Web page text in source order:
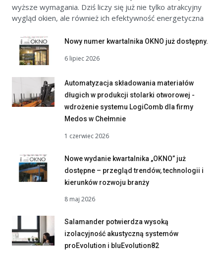
wyższe wymagania. Dziś liczy się już nie tylko atrakcyjny
wygląd okien, ale również ich efektywność energetyczna
Nowy numer kwartalnika OKNO już dostępny.
6 lipiec 2026
Automatyzacja składowania materiałów
długich w produkcji stolarki otworowej -
wdrożenie systemu LogiComb dla firmy
Medos w Chełmnie
1 czerwiec 2026
Nowe wydanie kwartalnika „OKNO” już
dostępne – przegląd trendów, technologii i
kierunków rozwoju branży
8 maj 2026
Salamander potwierdza wysoką
izolacyjność akustyczną systemów
proEvolution i bluEvolution82